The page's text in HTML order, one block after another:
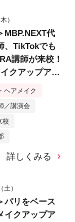
）
MBP.NEXT代
、TikTokでも
講師が来校！
クアップアー
施！
ヘアメイク
／講演会
校
詳しくみる
）
パリをベース
イクアップア